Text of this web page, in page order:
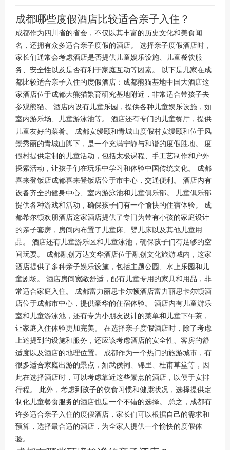
成都哪些度假酒店比较适合亲子入住？
成都作为四川省的省会，不仅以其丰富的历史文化和美食闻
名，还拥有众多适合亲子度假的酒店。 选择亲子度假酒店时，
家长们通常会考虑酒店是否提供儿童娱乐设施、儿童餐饮服
务、安全性以及是否有利于家庭互动等因素。 以下是几家在成
都比较适合亲子入住的度假酒店：成都熊猫基地中国大酒店这
家酒店位于成都大熊猫繁育研究基地附近，非常适合带孩子去
参观熊猫。 酒店内设有儿童乐园，提供各种儿童娱乐设施，如
室内游乐场、儿童游泳池等。 酒店还有专门的儿童餐厅，提供
儿童友好的菜肴。 成都安缦颐和青城山度假村安缦颐和位于风
景秀丽的青城山脚下，是一个充满宁静与和谐的度假胜地。 度
假村提供定制的儿童活动，包括太极课程、手工艺制作和户外
探索活动，让孩子们在玩乐中学习和体验中国传统文化。 成都
喜来登饭店成都喜来登饭店位于市中心，交通便利。 酒店内有
设备齐全的健身中心、室内游泳池和儿童俱乐部。 儿童俱乐部
提供各种游戏和活动，确保孩子们有一个愉快的住宿体验。 成
都希尔顿欢朋酒店这家酒店提供了专门为带有小孩的家庭设计
的亲子套房，房间内布置了儿童床、婴儿床以及其他儿童用
品。 酒店还有儿童游乐区和儿童泳池，确保孩子们有足够的空
间玩耍。 成都融创万达文华酒店位于融创文化旅游城内，这家
酒店提供了多种亲子娱乐设施，包括主题公园、水上乐园和儿
童剧场。 酒店房间宽敞舒适，配有儿童专用的家具和用品，非
常适合家庭入住。 成都富力丽思卡尔顿酒店富力丽思卡尔顿酒
店位于成都市中心，提供豪华的住宿体验。 酒店内有儿童游乐
室和儿童游泳池，还有专为小朋友设计的菜单和儿童下午茶，
让家庭入住体验更加完美。 在选择亲子度假酒店时，除了考虑
上述提到的设施和服务，还应该考虑酒店的安全性、客房的舒
适度以及酒店的地理位置。 成都作为一个热门的旅游城市，有
很多适合家庭出游的景点，如武侯祠、锦里、杜甫草堂等，因
此在选择酒店时，可以考虑靠近这些景点的酒店，以便于安排
行程。 此外，考虑到孩子的饮食习惯和健康状况，选择提供定
制化儿童餐食服务的酒店也是一个不错的选择。 总之，成都有
许多适合亲子入住的度假酒店，家长们可以根据自己的需求和
预算，选择最合适的酒店，为全家人提供一个愉快的度假体
验。